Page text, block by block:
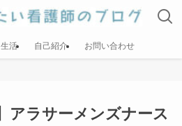
生活 自己紹介 お問い合わせ
アラサーメンズナース